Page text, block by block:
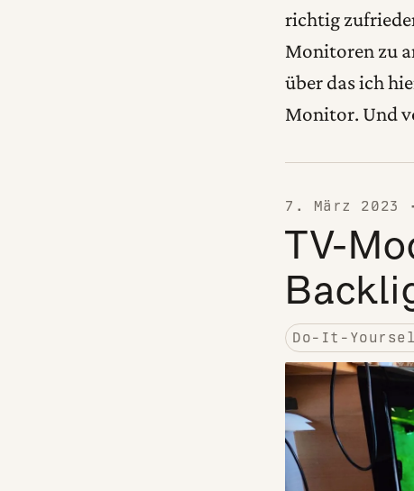
richtig
Monitoren zu
über das ich
Monitor. Und
7. März 2023
TV-
Do-It-